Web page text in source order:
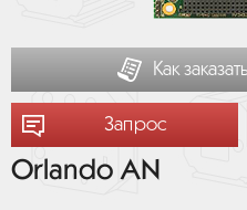
Как
Запрос
Orlando AN